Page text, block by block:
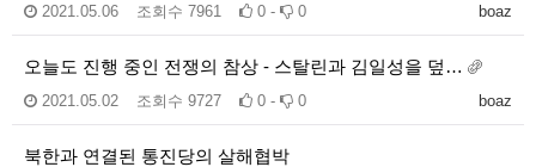
boaz
2021.05.06 조회수 7961 0 - 0
오늘도 진행 중인 전쟁의 참상 - 스탈린과 김일성을 덮…
boaz
2021.05.02 조회수 9727 0 - 0
북한과 연결된 통진당의 살해협박